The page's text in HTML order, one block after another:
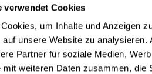
verwendet Cookies
um Inhalte und Anzeigen
auf unsere Website zu
Partner für soziale Medien,
mit weiteren Daten zusammen,
Excellent Jakarta
€–29,69€(inkl. MwSt.)
AUSFÜHRUNG WÄHLEN